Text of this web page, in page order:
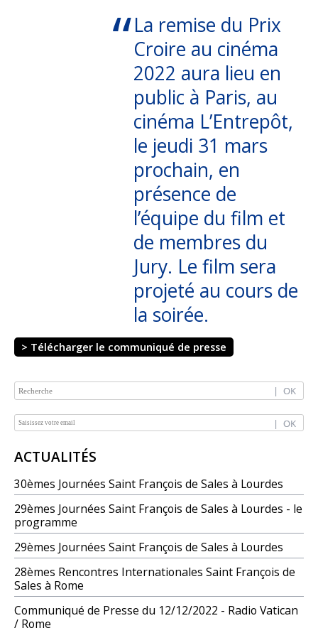
NAVIGATION
ACTUALITÉS
30èmes Journées Saint François de Sales à Lourdes
29èmes Journées Saint François de Sales à Lourdes - le
programme
29èmes Journées Saint François de Sales à Lourdes
28èmes Rencontres Internationales Saint François de
Sales à Rome
Communiqué de Presse du 12/12/2022 - Radio Vatican
/ Rome
La remise du Prix
Croire au cinéma
2022 aura lieu en
public à Paris, au
cinéma L’Entrepôt,
le jeudi 31 mars
prochain, en
présence de
l’équipe du film et
de membres du
Jury. Le film sera
projeté au cours de
la soirée.
> Télécharger le communiqué de presse